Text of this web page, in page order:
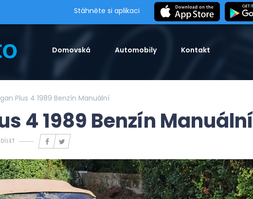
Stáhněte si aplikaci
Domovská Automobily Kontakt
Plus 4 1989 Benzín Manuální
4 1989 Benzín Manuální